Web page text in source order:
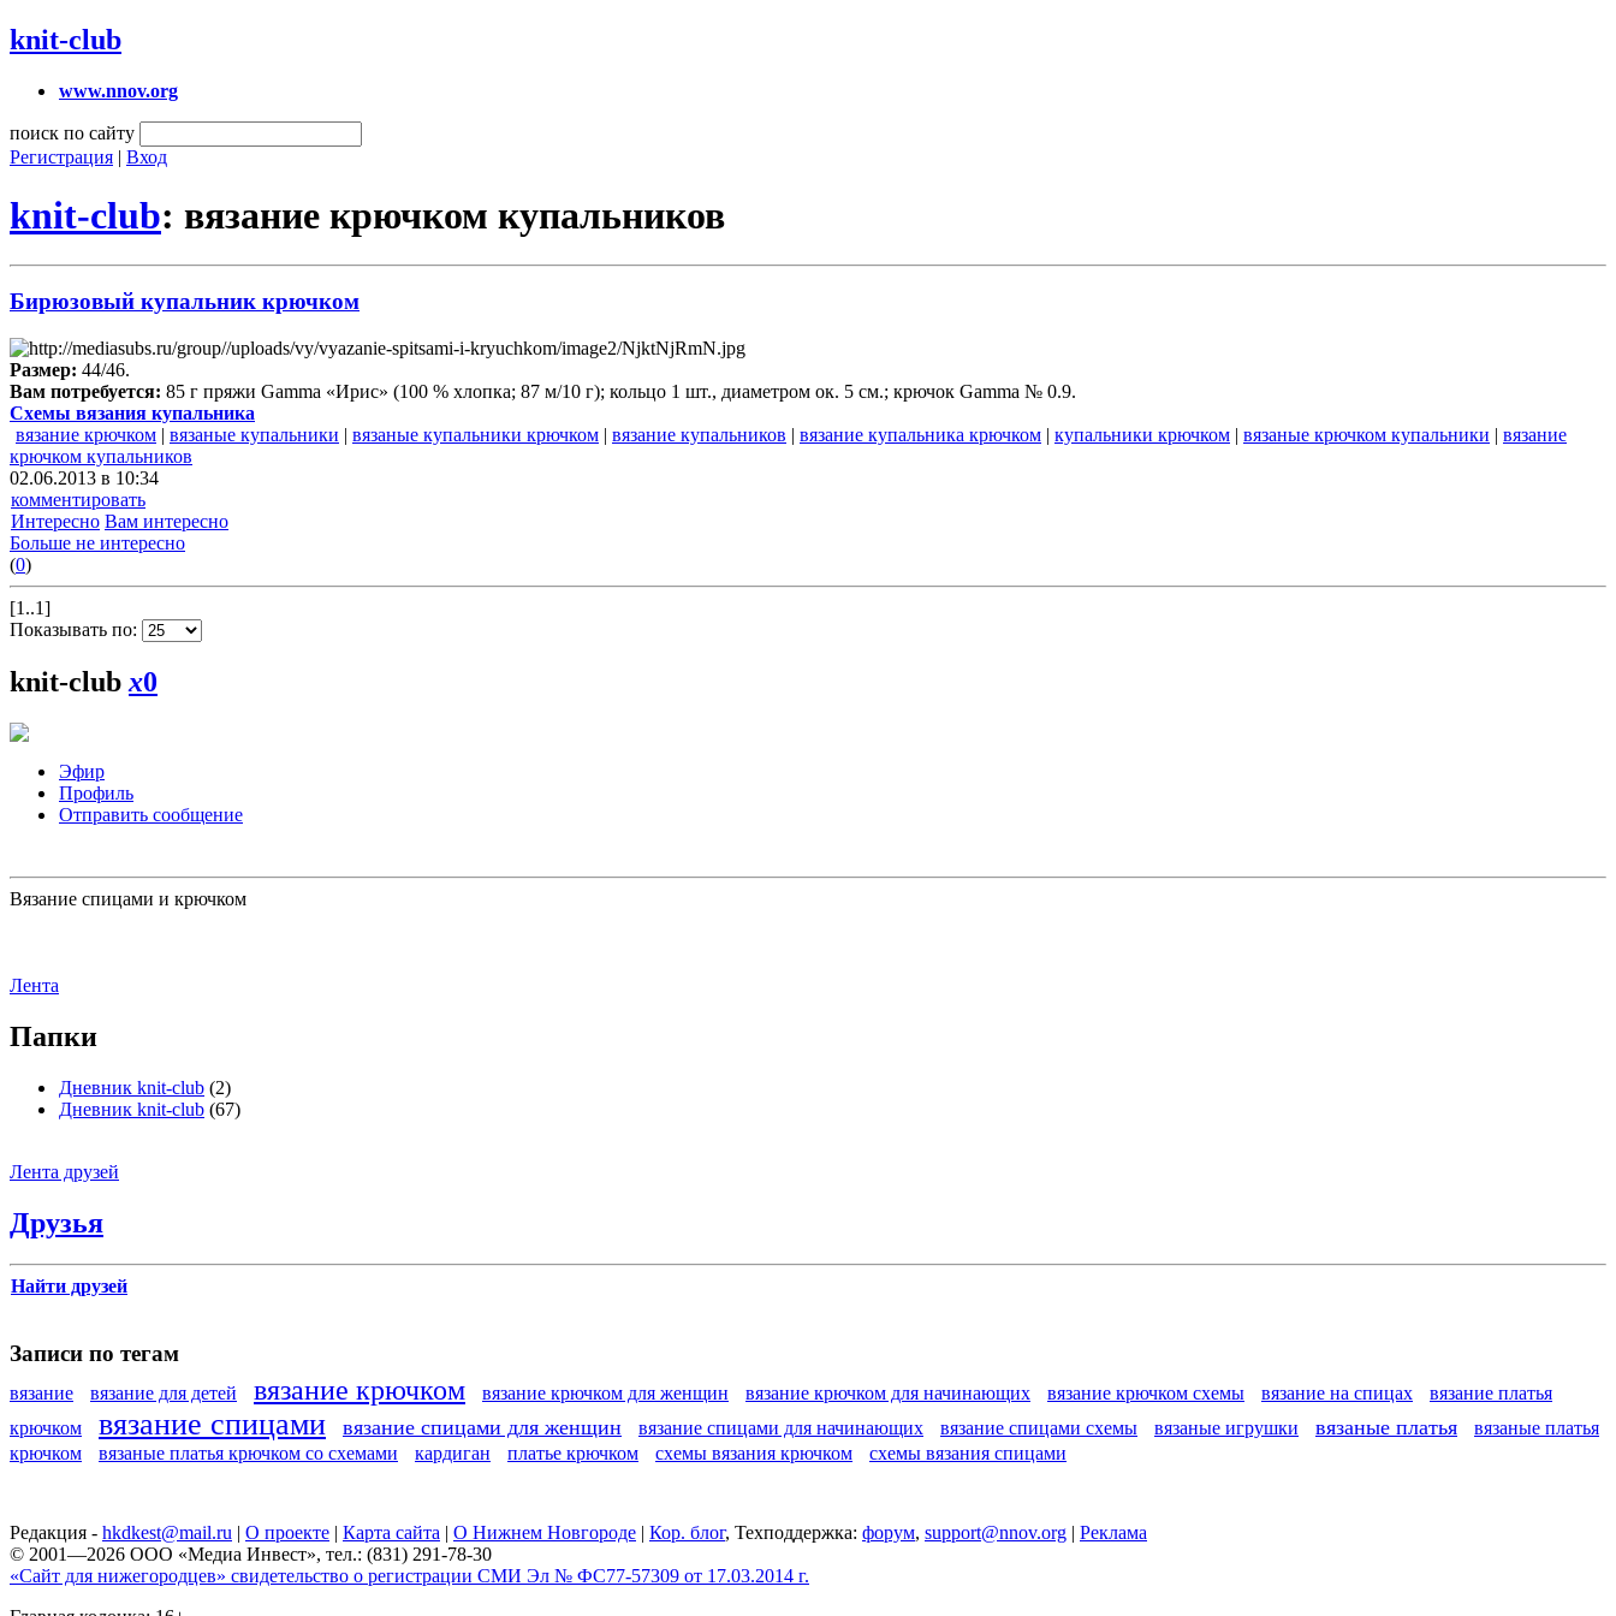
knit-club
www.nnov.org
поиск по сайту
Регистрация | Вход
knit-club: вязание крючком купальников
Бирюзовый купальник крючком
Размер: 44/46.
Вам потребуется: 85 г пряжи Gamma «Ирис» (100 % хлопка; 87 м/10 г); кольцо 1 шт., диаметром ок. 5 см.; крючок Gamma № 0.9.
Схемы вязания купальника
вязание крючком | вязаные купальники | вязаные купальники крючком | вязание купальников | вязание купальника крючком | купальники крючком | вязаные крючком купальники | вязание
крючком купальников
02.06.2013 в 10:34
комментировать
Интересно Вам интересно
Больше не интересно
(0)
[1..1]
Показывать по:
knit-club x0
Эфир
Профиль
Отправить сообщение
Вязание спицами и крючком
Лента
Папки
Дневник knit-club (2)
Дневник knit-club (67)
Лента друзей
Друзья
Найти друзей
Записи по тегам
вязание вязание для детей вязание крючком вязание крючком для женщин вязание крючком для начинающих вязание крючком схемы вязание на спицах
вязание платья
крючком
вязание спицами вязание спицами для женщин вязание спицами для начинающих вязание спицами схемы вязаные игрушки вязаные платья
вязаные платья
крючком
вязаные платья крючком со схемами кардиган платье крючком схемы вязания крючком схемы вязания спицами
Редакция - hkdkest@mail.ru | О проекте | Карта сайта | О Нижнем Новгороде | Кор. блог, Техподдержка: форум, support@nnov.org | Реклама
© 2001—2026 ООО «Медиа Инвест», тел.: (831) 291-78-30
«Сайт для нижегородцев» свидетельство о регистрации СМИ Эл № ФС77-57309 от 17.03.2014 г.